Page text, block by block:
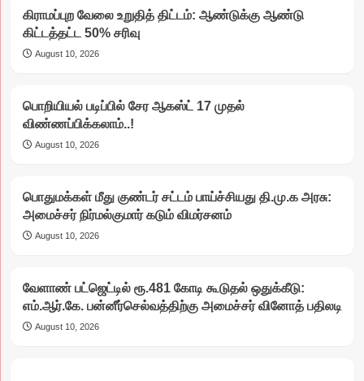
கிராமப்புற வேலை உறுதித் திட்டம்: ஆண்டுக்கு ஆண்டு
கிட்டத்தட்ட 50% சரிவு
August 10, 2026
பொறியியல் படிப்பில் சேர ஆகஸ்ட் 17 முதல்
விண்ணப்பிக்கலாம்..!
August 10, 2026
பொதுமக்கள் மீது குண்டர் சட்டம் பாய்ச்சியது தி.மு.க அரசு:
அமைச்சர் நிர்மல்குமார் கடும் விமர்சனம்
August 10, 2026
வேளாண் பட்ஜெட்டில் ரூ.481 கோடி கூடுதல் ஒதுக்கீடு:
எம்.ஆர்.கே. பன்னீர்செல்வத்திற்கு அமைச்சர் வினோத் பதிலடி
August 10, 2026